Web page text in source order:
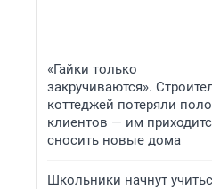
«Гайки только
закручиваются».
коттеджей потеряли
клиентов — им
сносить новые дома
Школьники начнут